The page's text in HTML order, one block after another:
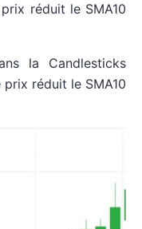
réduit le SMA10
la Candlesticks
réduit le SMA10